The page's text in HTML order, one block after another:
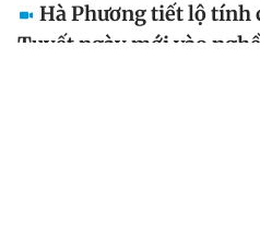
Hà Phương tiết lộ tính
Tuyết ngày mới vào nghề